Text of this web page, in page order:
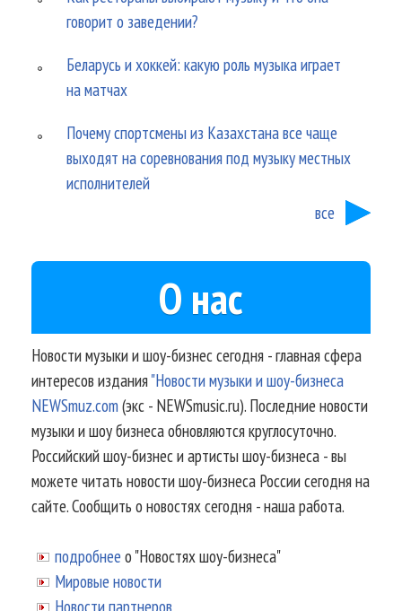
говорит о заведении?
Беларусь и хоккей: какую роль музыка играет
на матчах
Почему спортсмены из Казахстана все чаще
выходят на соревнования под музыку местных
исполнителей
все
О нас
Новости музыки и шоу-бизнес сегодня - главная сфера
интересов издания"Новости музыки и шоу-бизнеса
NEWSmuz.com(экс - NEWSmusic.ru). Последние новости
музыки и шоу бизнеса обновляются круглосуточно.
Российский шоу-бизнес и артисты шоу-бизнеса - вы
можете читать новости шоу-бизнеса России сегодня на
сайте. Сообщить о новостях сегодня - наша работа.
подробнее о "Новостях шоу-бизнеса"
Мировые новости
Новости партнеров